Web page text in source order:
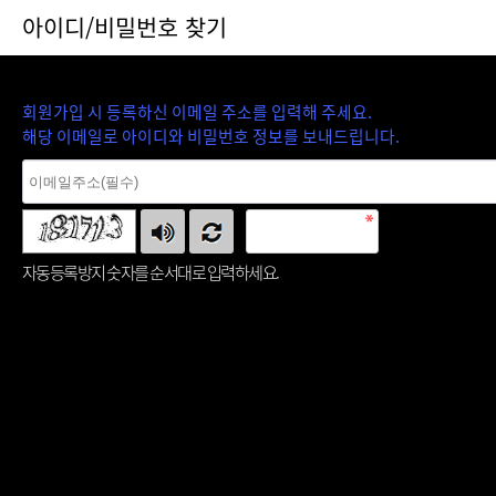
아이디/비밀번호 찾기
회원가입 시 등록하신 이메일 주소를 입력해 주세요.
해당 이메일로 아이디와 비밀번호 정보를 보내드립니다.
자동등록방지 숫자를 순서대로 입력하세요.